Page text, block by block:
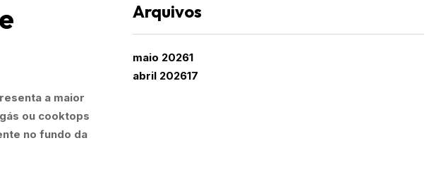
a maior
ou cooktops
no fundo da
Arquivos
maio 20261
abril 202617